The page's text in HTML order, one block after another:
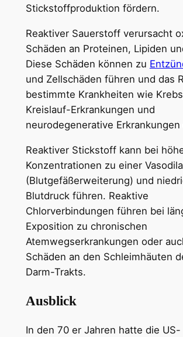
Stickstoffproduktion fördern.
Reaktiver Sauerstoff verursacht
Schäden an Proteinen, Lipiden
Diese Schäden können zu
und Zellschäden führen und das
bestimmte Krankheiten wie
Kreislauf-Erkrankungen und
neurodegenerative Erkrankungen
Reaktiver Stickstoff kann bei
Konzentrationen zu einer
(Blutgefäßerweiterung) und
Blutdruck führen. Reaktive
Chlorverbindungen führen bei
Exposition zu chronischen
Atemwegserkrankungen oder
Schäden an den Schleimhäuten
Darm-Trakts.
Ausblick
In den 70 er Jahren hatte die US-